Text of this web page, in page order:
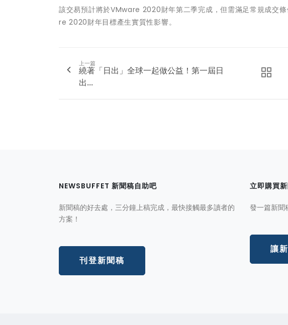
該交易預計將於VMware 2020財年第二季完成，但需滿足常規成交
re 2020財年目標產生實質性影響。
上一篇
繞著「日出」全球一起做公益！第一屆日
出...
NEWSBUFFET 新聞稿自助吧
新聞稿的好去處，三分鐘上稿完成，最快接觸最多讀者的
方案！
刊登新聞稿
立即購買
發一篇新聞
讓